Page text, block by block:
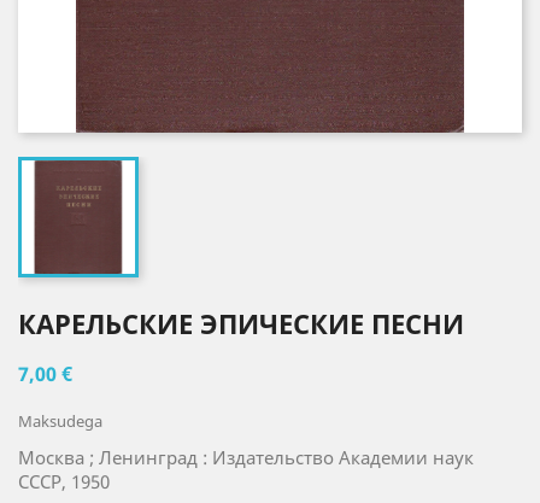
КАРЕЛЬСКИЕ ЭПИЧЕСКИЕ ПЕСНИ
7,00 €
Maksudega
Москва ; Ленинград : Издательство Академии наук
СССР, 1950